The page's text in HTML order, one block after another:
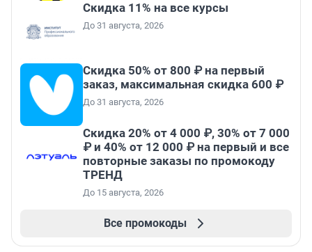
Скидка 11% на все курсы
До 31 августа, 2026
Скидка 50% от 800 ₽ на первый
заказ, максимальная скидка 600 ₽
До 31 августа, 2026
Скидка 20% от 4 000 ₽, 30% от 7 000
₽ и 40% от 12 000 ₽ на первый и все
повторные заказы по промокоду
ТРЕНД
До 15 августа, 2026
Все промокоды